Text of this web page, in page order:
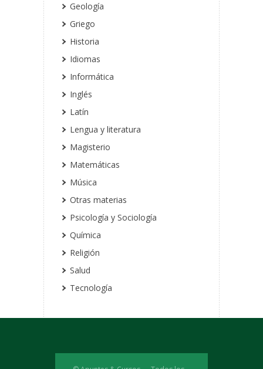
Geología
Griego
Historia
Idiomas
Informática
Inglés
Latín
Lengua y literatura
Magisterio
Matemáticas
Música
Otras materias
Psicología y Sociología
Química
Religión
Salud
Tecnología